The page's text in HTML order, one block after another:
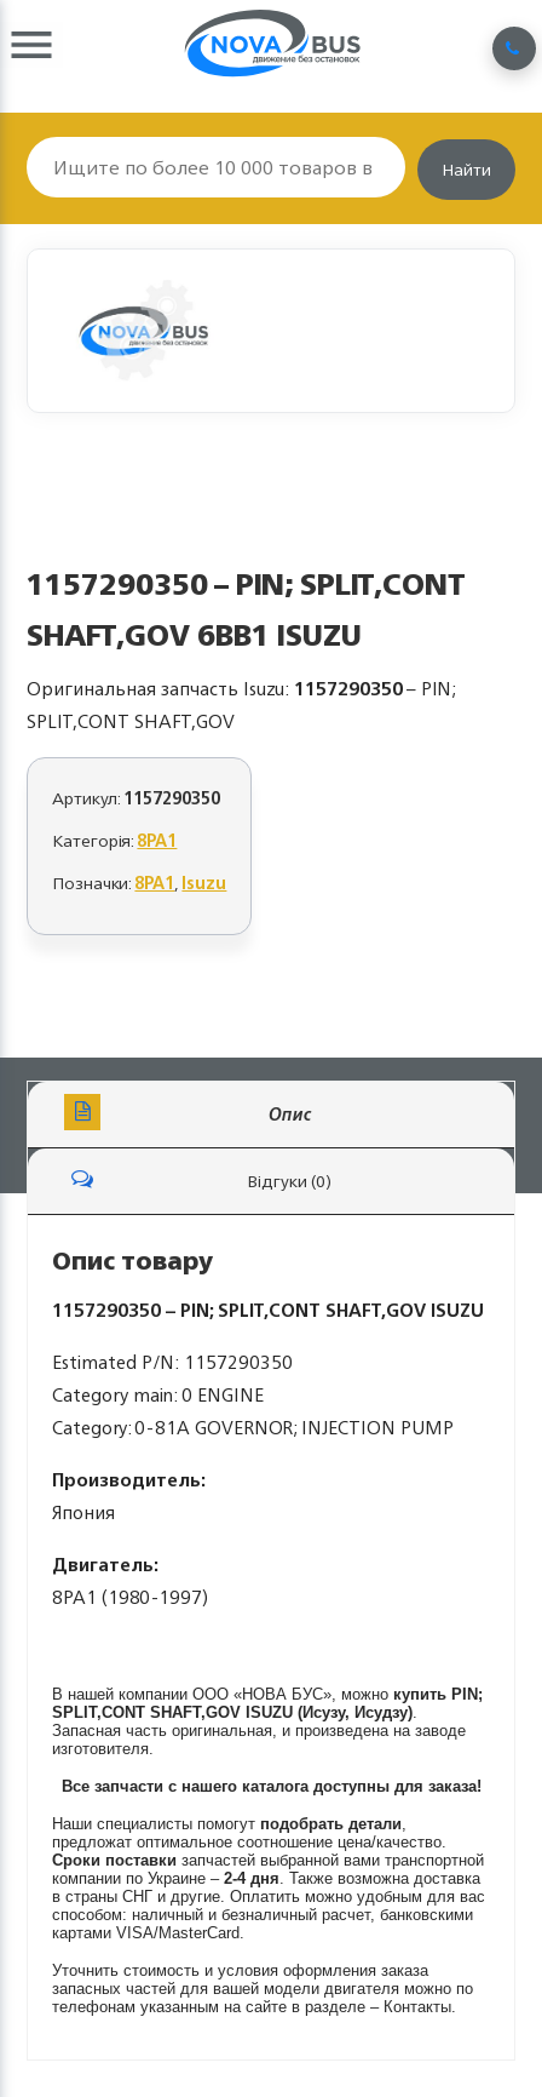
Найти
1157290350 – PIN; SPLIT,CONT
SHAFT,GOV 6BB1 ISUZU
Оригинальная запчасть Isuzu: 1157290350– PIN;
SPLIT,CONT SHAFT,GOV
Артикул:1157290350
Категорія:8PA1
Позначки:8PA1,Isuzu
Опис
Відгуки (0)
Опис товару
1157290350 – PIN; SPLIT,CONT SHAFT,GOV ISUZU
Estimated P/N: 1157290350
Category main: 0 ENGINE
Category: 0-81A GOVERNOR; INJECTION PUMP
Производитель:
Япония
Двигатель:
8PA1 (1980-1997)
В нашей компании ООО «НОВА БУС», можно купить PIN;
SPLIT,CONT SHAFT,GOV ISUZU (Исузу, Исудзу).
Запасная часть оригинальная, и произведена на заводе
изготовителя.
Все запчасти с нашего каталога доступны для заказа!
Наши специалисты помогут подобрать детали,
предложат оптимальное соотношение цена/качество.
Сроки поставки запчастей выбранной вами транспортной
компании по Украине –2-4 дня. Также возможна доставка
в страны СНГ и другие. Оплатить можно удобным для вас
способом: наличный и безналичный расчет, банковскими
картами VISA/MasterCard.
Уточнить стоимость и условия оформления заказа
запасных частей для вашей модели двигателя можно по
телефонам указанным на сайте в разделе – Контакты.